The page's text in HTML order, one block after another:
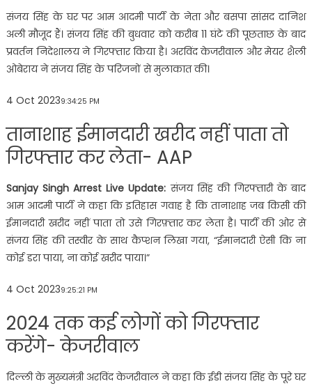
संजय सिंह के घर पर आम आदमी पार्टी के नेता और बसपा सांसद दानिश
अली मौजूद हैं। संजय सिंह की बुधवार को करीब 11 घंटे की पूछताछ के बाद
प्रवर्तन निदेशालय ने गिरफ्तार किया है। अरविंद केजरीवाल और मेयर शैली
ओबेराय ने संजय सिंह के परिजनों से मुलाकात की।
4 Oct 20239:34:25 PM
तानाशाह ईमानदारी खरीद नहीं पाता तो
गिरफ्तार कर लेता- AAP
Sanjay Singh Arrest Live Update: संजय सिंह की गिरफ्तारी के बाद
आम आदमी पार्टी ने कहा कि इतिहास गवाह है कि तानाशाह जब किसी की
ईमानदारी खरीद नहीं पाता तो उसे गिरफ़्तार कर लेता है। पार्टी की ओर से
संजय सिंह की तस्वीर के साथ कैप्शन लिखा गया, “ईमानदारी ऐसी कि ना
कोई डरा पाया, ना कोई खरीद पाया।”
4 Oct 20239:25:21 PM
2024 तक कई लोगों को गिरफ्तार
करेंगे- केजरीवाल
दिल्ली के मुख्यमंत्री अरविंद केजरीवाल ने कहा कि ईडी संजय सिंह के पूरे घर